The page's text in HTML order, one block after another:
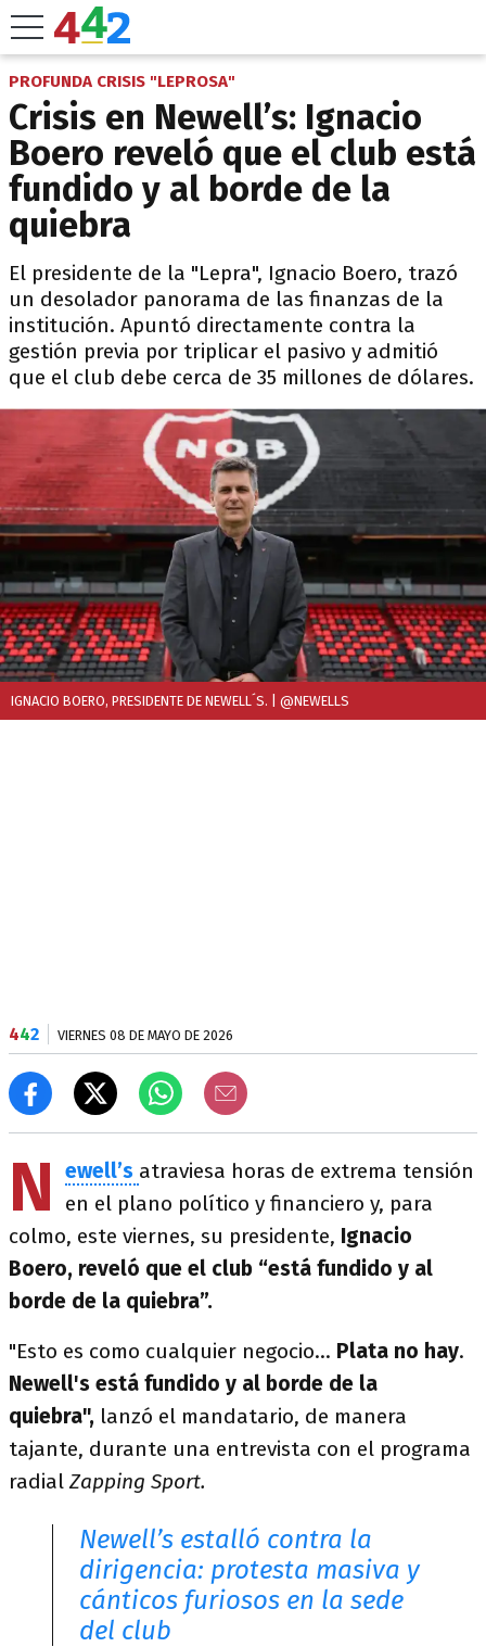
PROFUNDA CRISIS "LEPROSA"
Crisis en Newell’s: Ignacio
Boero reveló que el club está
fundido y al borde de la
quiebra
El presidente de la "Lepra", Ignacio Boero, trazó
un desolador panorama de las finanzas de la
institución. Apuntó directamente contra la
gestión previa por triplicar el pasivo y admitió
que el club debe cerca de 35 millones de dólares.
IGNACIO BOERO, PRESIDENTE DE NEWELL´S. | @NEWELLS
442 VIERNES 08 DE MAYO DE 2026
N ewell’s atraviesa horas de extrema tensión
en el plano político y financiero y, para
colmo, este viernes, su presidente, Ignacio
Boero, reveló que el club “está fundido y al
borde de la quiebra”.
"Esto es como cualquier negocio... Plata no hay.
Newell's está fundido y al borde de la
quiebra", lanzó el mandatario, de manera
tajante, durante una entrevista con el programa
radial Zapping Sport.
Newell’s estalló contra la
dirigencia: protesta masiva y
cánticos furiosos en la sede
del club